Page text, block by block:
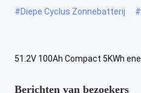
#Diepe Cyclus Zonnebatterij #
51.2V 100Ah Compact 5KWh
Berichten van bezoekers